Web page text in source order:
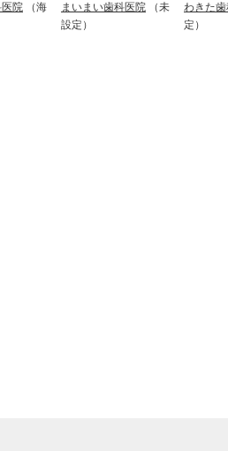
院
（海
まいまい歯科医院
（未
設定）
わきた
定）